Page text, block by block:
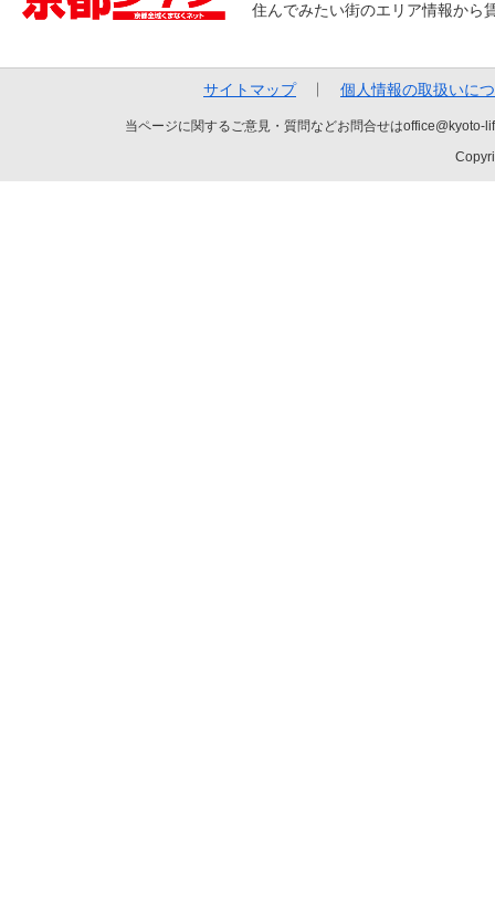
住んでみたい街のエリア情報から
サイトマップ 個人情報の取扱いに
当ページに関するご意見・質問などお問合せは